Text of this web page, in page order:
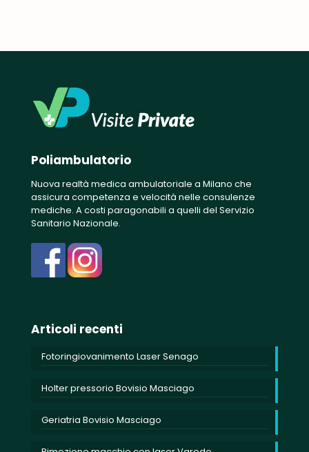
Poliambulatorio
Nuova realtà medica ambulatoriale a Milano che
assicura competenza e velocità nelle consulenze
mediche. A costi paragonabili a quelli del Servizio
Sanitario Nazionale.
Articoli recenti
Fotoringiovanimento Laser Senago
Holter pressorio Bovisio Masciago
Geriatria Bovisio Masciago